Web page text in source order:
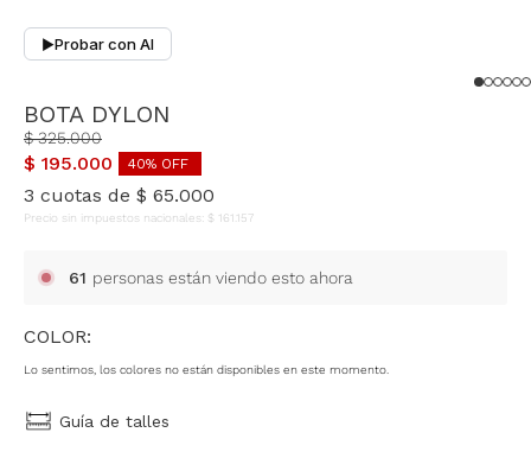
▶Probar con AI
BOTA DYLON
$ 325.000
$ 195.000 40% OFF
3 cuotas de $ 65.000
Precio sin impuestos nacionales: $ 161 157
61 personas están viendo esto ahora
COLOR:
Lo sentimos, los colores no están disponibles en este momento.
Guía de talles